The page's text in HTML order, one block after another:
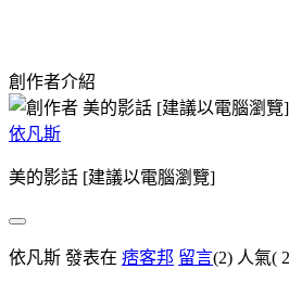
創作者介紹
依凡斯
美的影話 [建議以電腦瀏覽]
依凡斯 發表在 痞客邦 留言(2) 人氣(